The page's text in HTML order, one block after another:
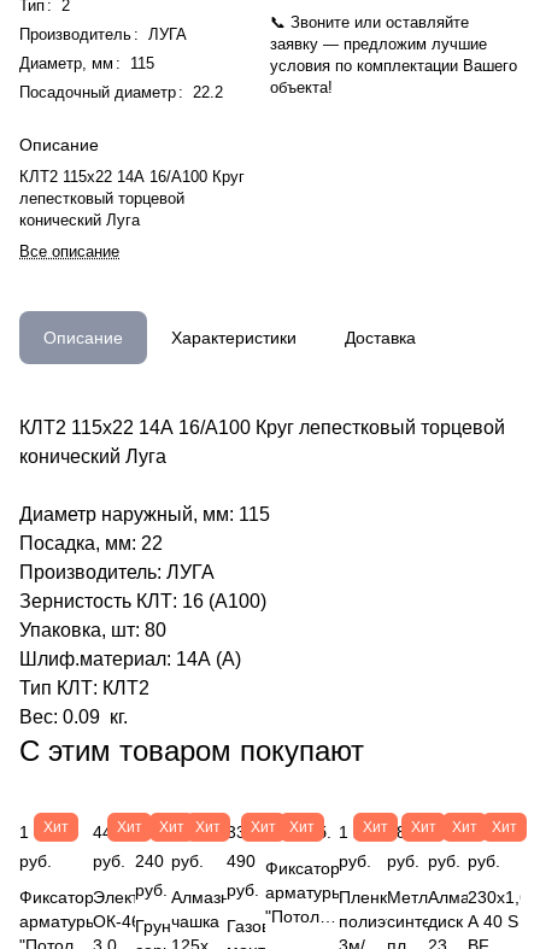
Тип :
2
Производитель :
ЛУГА
Диаметр, мм :
115
Посадочный диаметр : 22.2
Описание
КЛТ2 115х22 14А 16/А100 Круг
лепестковый торцевой
конический Луга
Все описание
📞 Звоните или оставляйте
заявку — предложим лучшие
условия по комплектации Вашего
объекта!
Описание Характеристики Доставка
КЛТ2 115х22 14А 16/А100 Круг лепестковый торцевой
конический Луга
Диаметр наружный, мм: 115
Посадка, мм: 22
Производитель: ЛУГА
Зернистость КЛТ: 16 (А100)
Упаковка, шт: 80
Шлиф.материал: 14А (А)
Тип КЛТ: КЛТ2
Вес: 0.09 кг.
С этим товаром покупают
Хит
1 413
руб.
Фиксатор
арматуры
Хит
447
руб.
Электроды
ОК-46.00
Хит
2
240
руб.
Грунт
Хит
490
руб.
Алмазная
чашка
Хит
33
490
руб.
Газовый
Хит
867 руб.
Фиксатор
арматуры
"Потолочная
Хит
1 280
руб.
Пленка
полиэтиленовая
Хит
189
руб.
Метла
синтетическая
Хит
497
руб.
Алмазный
диск
Хит
56
руб.
A 40 S